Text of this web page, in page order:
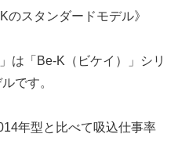
のスタンダードモデル》
は「Be-K（ビケイ）」シリ
です。
年型と比べて吸込仕事率